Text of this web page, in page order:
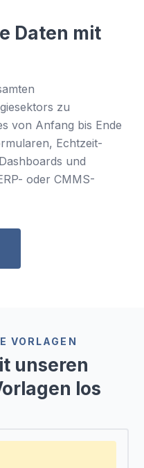
Daten mit
zu
von Anfang bis Ende
Echtzeit-
und
oder CMMS-
VORLAGEN
unseren
los